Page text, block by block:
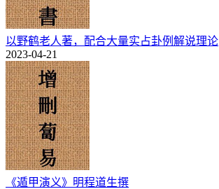
以野鹤老人著，配合大量实占卦例解说理论
2023-04-21
《遁甲演义》明程道生撰